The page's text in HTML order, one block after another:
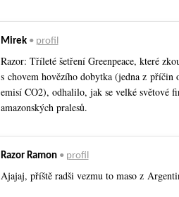
Mirek• profil
Razor: Tříleté šetření Greenpeace, které
s chovem hovězího dobytka (jedna z
emisí CO2), odhalilo, jak se velké světové
amazonských pralesů.
Razor Ramon• profil
Ajajaj, příště radši vezmu to maso z